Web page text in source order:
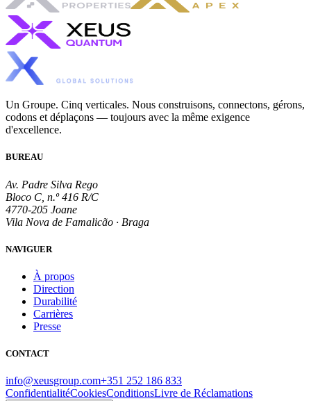
Un Groupe. Cinq verticales. Nous construisons, connectons, gérons,
codons et déplaçons — toujours avec la même exigence
d'excellence.
BUREAU
Av. Padre Silva Rego
Bloco C, n.º 416 R/C
4770-205 Joane
Vila Nova de Famalicão · Braga
NAVIGUER
À propos
Direction
Durabilité
Carrières
Presse
CONTACT
info@xeusgroup.com+351 252 186 833
ConfidentialitéCookiesConditionsLivre de Réclamations